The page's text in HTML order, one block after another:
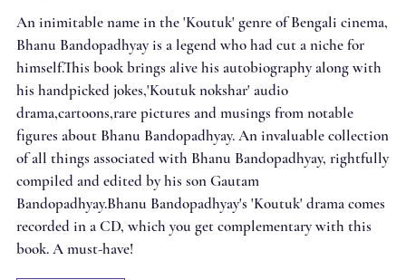
An inimitable name in the 'Koutuk' genre of Bengali cinema,
Bhanu Bandopadhyay is a legend who had cut a niche for
himself.This book brings alive his autobiography along with
his handpicked jokes,'Koutuk nokshar' audio
drama,cartoons,rare pictures and musings from notable
figures about Bhanu Bandopadhyay. An invaluable collection
of all things associated with Bhanu Bandopadhyay, rightfully
compiled and edited by his son Gautam
Bandopadhyay.Bhanu Bandopadhyay's 'Koutuk' drama comes
recorded in a CD, which you get complementary with this
book. A must-have!